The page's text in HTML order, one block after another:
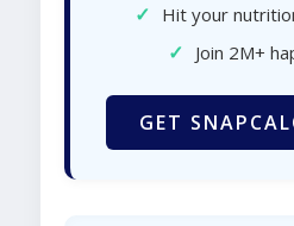
✓ Hit your
✓ Join 2M+
GET